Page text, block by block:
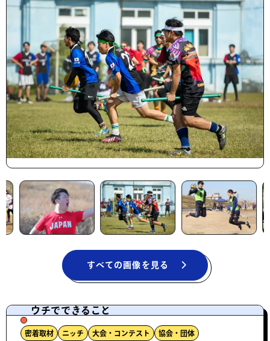
すべての画像を見る
ウチでできること
密着取材 ニッチ 大会・コンテスト 協会・団体